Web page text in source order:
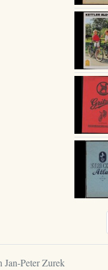
Jan-Peter Zurek